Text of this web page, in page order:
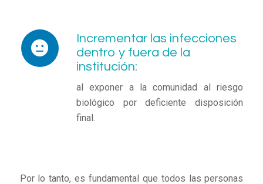
Incrementar las infecciones
dentro y fuera de la
institución:
al exponer a la comunidad al riesgo
biológico por deficiente disposición
final.
Por lo tanto, es fundamental que todos las personas